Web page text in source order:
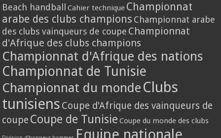
Beach handball Cahier technique Championnat
arabe des clubs champions Championnat arabe
des clubs vainqueurs de coupe Championnat
d'Afrique des clubs champions
Championnat d'Afrique des nations
Championnat de Tunisie
Championnat du monde Clubs
tunisiens Coupe d'Afrique des vainqueurs de
coupe Coupe de Tunisie Coupe du monde des clubs